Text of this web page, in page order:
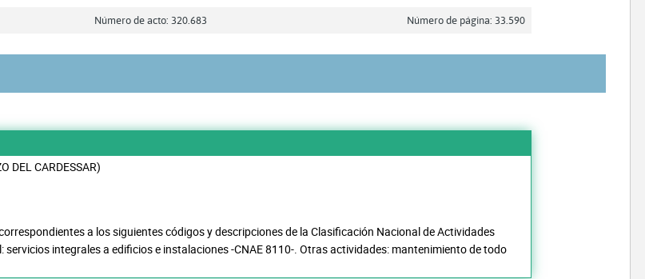
Número de acto: 320.683 Número de página: 33.590
DEL CARDESSAR)
a los siguientes códigos y descripciones de la Clasificación Nacional de Actividades
servicios integrales a edificios e instalaciones -CNAE 8110-. Otras actividades: mantenimiento de todo